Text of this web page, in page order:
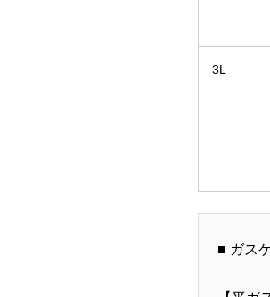
3L
■ ガス